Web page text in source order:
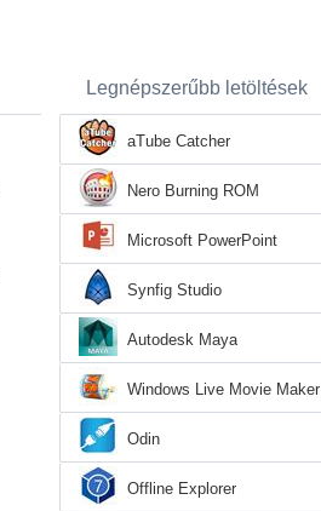
Legnépszerűbb letöltések
aTube Catcher
Nero Burning ROM
Microsoft PowerPoint
Synfig Studio
Autodesk Maya
Windows Live Movie Maker
Odin
Offline Explorer